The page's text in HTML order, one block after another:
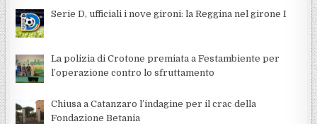
Serie D, ufficiali i nove gironi: la Reggina nel girone I
La polizia di Crotone premiata a Festambiente per
l’operazione contro lo sfruttamento
Chiusa a Catanzaro l’indagine per il crac della
Fondazione Betania